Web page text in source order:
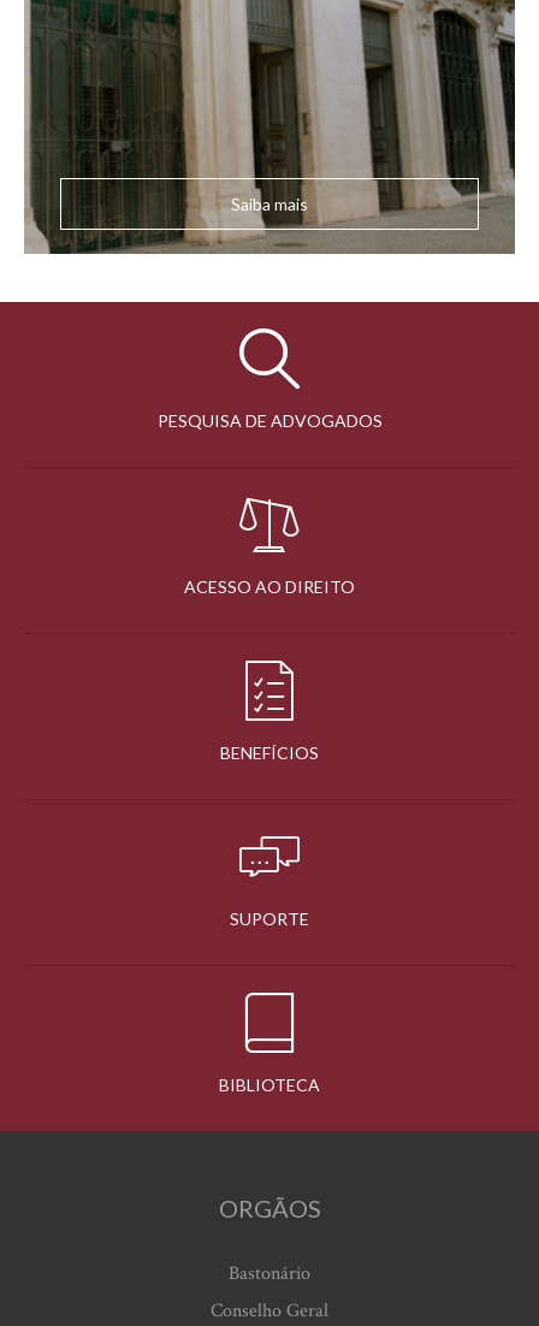
Saiba mais
PESQUISA DE ADVOGADOS
ACESSO AO DIREITO
BENEFÍCIOS
SUPORTE
BIBLIOTECA
ORGÃOS
Bastonário
Conselho Geral